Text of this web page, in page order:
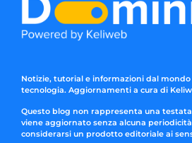
Notizie, tutorial e informazioni dal
tecnologia. Aggiornamenti a cura di
Questo blog non rappresenta una
viene aggiornato senza alcuna
considerarsi un prodotto editoriale ai